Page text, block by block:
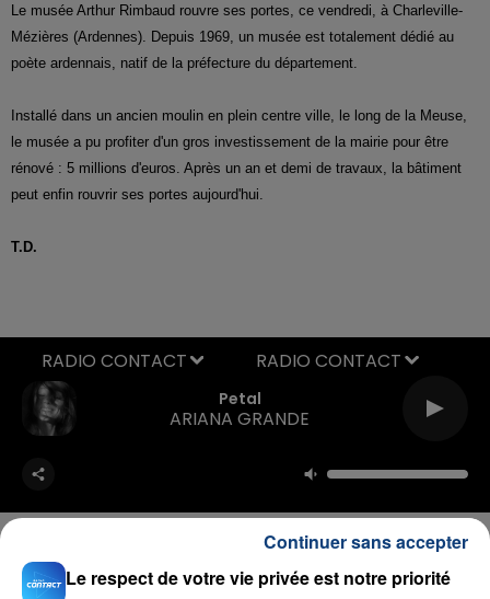
Le musée Arthur Rimbaud rouvre ses portes, ce vendredi, à Charleville-
Mézières (Ardennes). Depuis 1969, un musée est totalement dédié au
poète ardennais, natif de la préfecture du département.
Installé dans un ancien moulin en plein centre ville, le long de la Meuse,
le musée a pu profiter d'un gros investissement de la mairie pour être
rénové : 5 millions d'euros. Après un an et demi de travaux, la bâtiment
peut enfin rouvrir ses portes aujourd'hui.
T.D.
Petal
ARIANA GRANDE
RADIO CONTACT
Le respect de votre vie privée est notre priorité
Continuer sans accepter